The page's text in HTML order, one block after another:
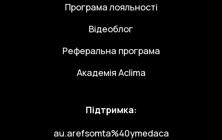
Програма лояльності
Відеоблог
Реферальна програма
Академія Aclima
Підтримка:
au.arefsomta%40ymedaca